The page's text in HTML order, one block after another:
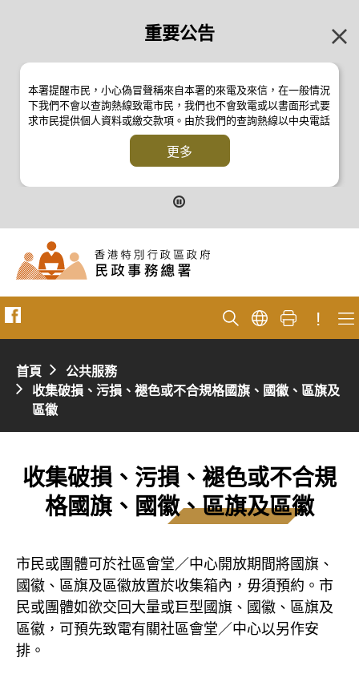
重要公告
本署提醒市民，小心偽冒聲稱來自本署的來電及來信，在一般情況
下我們不會以查詢熱線致電市民，我們也不會致電或以書面形式要
求市民提供個人資料或繳交款項。由於我們的查詢熱線以中央電話
系統操作，本署的來電不會顯示電話號碼 2835 2500 。如有疑
問，應與本署職員核實或向警方反詐騙協調中心
詢熱線 18222 查詢。詳情請瀏覽以下新聞公報：
二零一九年七月二十六日的新聞公報
二零一七年四月二十八日的新聞公報
二零一七年四月五日的新聞公報
更多
!
首頁
公共服務
收集破損、污損、褪色或不合規格國旗、國徽、區旗及
區徽
收集破損、污損、褪色或不合規
格國旗、國徽、區旗及區徽
市民或團體可於社區會堂／中心開放期間將國旗、
國徽、區旗及區徽放置於收集箱內，毋須預約。市
民或團體如欲交回大量或巨型國旗、國徽、區旗及
區徽，可預先致電有關社區會堂／中心以另作安
排。